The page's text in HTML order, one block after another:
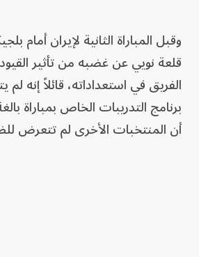
وقبل المباراة الثانية لإيران أمام
قلعة نويي عن غضبه من تأثير
الفريق في استعداداته، قائلاً إنه
برنامج التدريبات الخاص بمباراة
أن المنتخبات الأخرى لم تتعرض